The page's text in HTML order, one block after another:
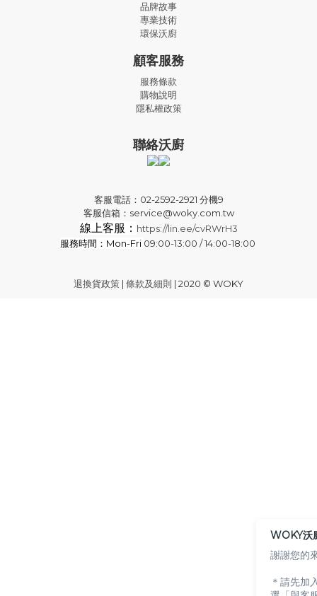
品牌故事
專業技術
環保沃廚
顧客服務
服務條款
購物說明
隱私權政策
聯絡沃廚
客服電話：02-2592-2921 分機9
客服信箱：service@woky.com.tw
線上客服： https://lin.ee/cvRWrH3
服務時間：Mon-Fri 09:00-13:00 / 14:00-18:00
退換貨政策 | 條款及細則 | 2020 © WOKY
WOKY沃
謝謝您的
＊請先加